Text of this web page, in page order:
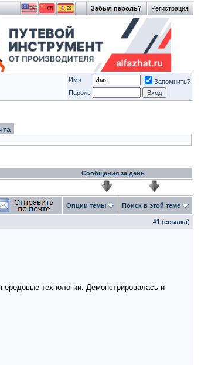
Регистрация
Забыл пароль?
Имя
Запомнить?
Пароль
Сообщения за день
Опции темы Поиск в этой теме
#1 (ссылка)
технологии. Демонстрировалась и